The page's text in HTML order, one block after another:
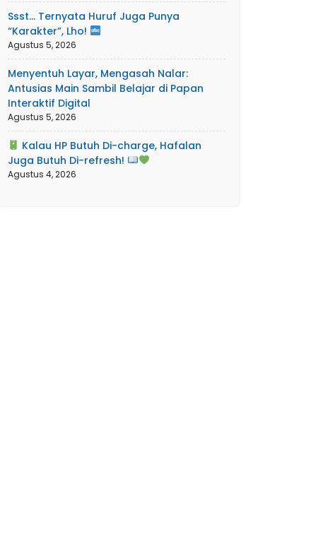
Ssst… Ternyata Huruf Juga Punya
“Karakter”, Lho!
Agustus 5, 2026
Menyentuh Layar, Mengasah Nalar:
Antusias Main Sambil Belajar di Papan
Interaktif Digital
Agustus 5, 2026
Kalau HP Butuh Di-charge, Hafalan
Juga Butuh Di-refresh!
Agustus 4, 2026